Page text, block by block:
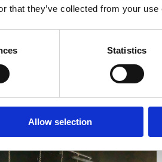
that they’ve collected from your
Statistics
Allow selection
し、県民や事業会社などが一丸
「福島ライトダウンチャレンジ
を見ることで、省エネルギーや